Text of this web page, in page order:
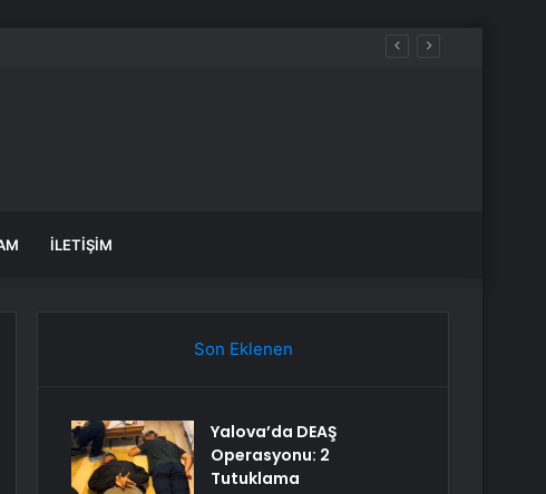
İLETIŞIM
Son Eklenen
Yalova’da DEAŞ
Operasyonu: 2
Tutuklama